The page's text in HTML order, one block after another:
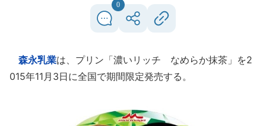
0
森永乳業は、プリン「濃いリッチ なめらか抹茶」を2
015年11月3日に全国で期間限定発売する。